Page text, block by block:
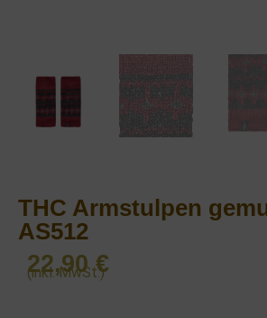
THC Armstulpen
AS512
22,90€
(inkl. MwSt.)